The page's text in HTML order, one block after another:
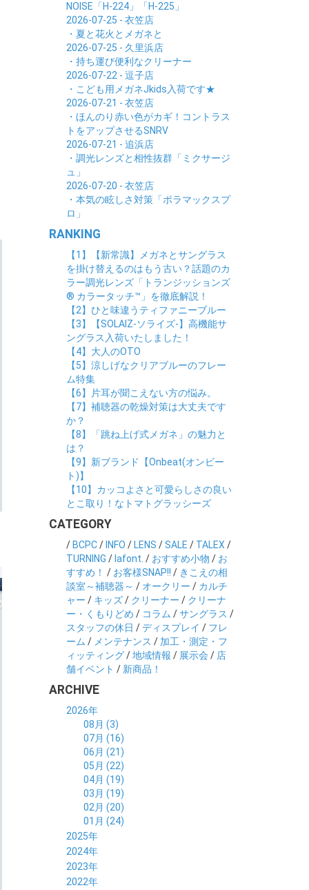
NOISE「H-224」「H-225」
2026-07-25 - 衣笠店
・夏と花火とメガネと
2026-07-25 - 久里浜店
・持ち運び便利なクリーナー
2026-07-22 - 逗子店
・こども用メガネJkids入荷です★
2026-07-21 - 衣笠店
・ほんのり赤い色がカギ！コントラス
トをアップさせるSNRV
2026-07-21 - 追浜店
・調光レンズと相性抜群「ミクサージ
ュ」
2026-07-20 - 衣笠店
・本気の眩しさ対策「ポラマックスプ
ロ」
RANKING
【1】【新常識】メガネとサングラス
を掛け替えるのはもう古い？話題のカ
ラー調光レンズ「トランジッションズ
® カラータッチ™」を徹底解説！
【2】ひと味違うティファニーブルー
【3】【SOLAIZ-ソライズ-】高機能サ
ングラス入荷いたしました！
【4】大人のOTO
【5】涼しげなクリアブルーのフレー
ム特集
【6】片耳が聞こえない方の悩み。
【7】補聴器の乾燥対策は大丈夫です
か？
【8】「跳ね上げ式メガネ」の魅力と
は？
【9】新ブランド【Onbeat(オンビー
ト)】
【10】カッコよさと可愛らしさの良い
とこ取り！なトマトグラッシーズ
CATEGORY
/ BCPC/ INFO / LENS /SALE / TALEX /
TURNING / lafont. / おすすめ小物 / お
すすめ！ / お客様SNAP!! / きこえの相
談室～補聴器～ / オークリー / カルチ
ャー / キッズ/ クリーナー / クリーナ
ー・くもりどめ / コラム /サングラス /
スタッフの休日 /ディスプレイ / フレ
ーム / メンテナンス / 加工・測定・フ
ィッティング/地域情報 / 展示会 / 店
舗イベント / 新商品！
ARCHIVE
2026年
08月 (3)
07月 (16)
06月 (21)
05月 (22)
04月 (19)
03月 (19)
02月 (20)
01月 (24)
2025年
12月 (14)
11月 (17)
10月 (21)
2024年
12月 (19)
11月 (21)
2023年
12月 (19)
2022年